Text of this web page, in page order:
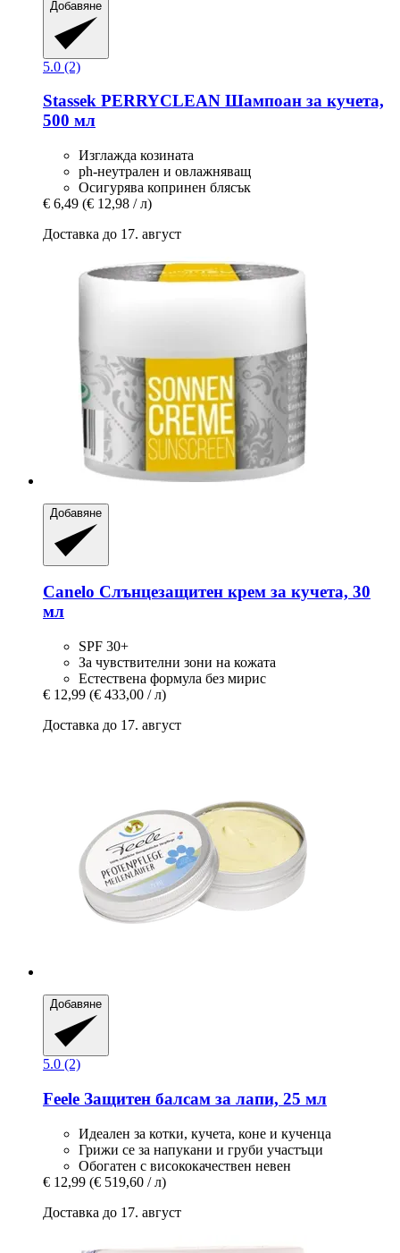
Добавяне
5.0 (2)
Stassek PERRYCLEAN Шампоан за кучета,
500 мл
Изглажда козината
ph-неутрален и овлажняващ
Осигурява копринен блясък
€ 6,49 (€ 12,98 / л)
Доставка до 17. август
Добавяне
Canelo Слънцезащитен крем за кучета, 30
мл
SPF 30+
За чувствителни зони на кожата
Естествена формула без мирис
€ 12,99 (€ 433,00 / л)
Доставка до 17. август
Добавяне
5.0 (2)
Feele Защитен балсам за лапи, 25 мл
Идеален за котки, кучета, коне и кученца
Грижи се за напукани и груби участъци
Обогатен с висококачествен невен
€ 12,99 (€ 519,60 / л)
Доставка до 17. август